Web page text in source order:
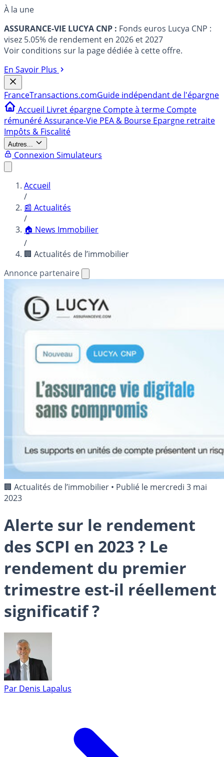
À la une
ASSURANCE-VIE LUCYA CNP : Fonds euros Lucya CNP :
visez 5.05% de rendement en 2026 et 2027
Voir conditions sur la page dédiée à cette offre.
En Savoir Plus
FranceTransactions.comGuide indépendant de l'épargne
Accueil Livret épargne Compte à terme Compte
rémunéréAssurance-Vie PEA & Bourse Epargne retraite
Impôts & Fiscalité
Autres...
Connexion Simulateurs
Accueil
/
📰 Actualités
/
🏠 News Immobilier
/
🏢 Actualités de l’immobilier
Annonce partenaire
🏢 Actualités de l’immobilier • Publié le mercredi 3 mai
2023
Alerte sur le rendement
des SCPI en 2023 ? Le
rendement du premier
trimestre est-il réellement
significatif ?
Par Denis Lapalus